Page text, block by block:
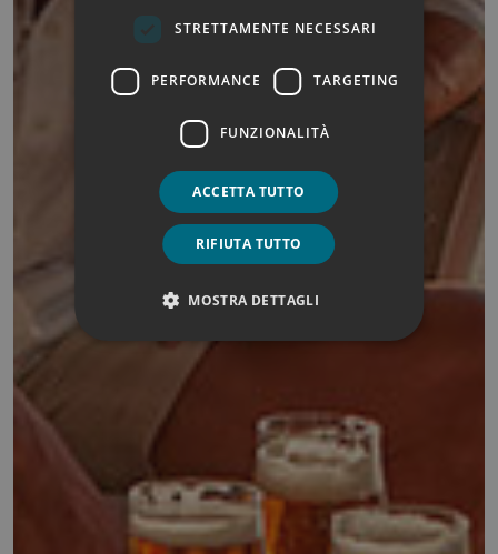
STRETTAMENTE NECESSARI
PERFORMANCE TARGETING
FUNZIONALITÀ
ACCETTA TUTTO
RIFIUTA TUTTO
MOSTRA DETTAGLI